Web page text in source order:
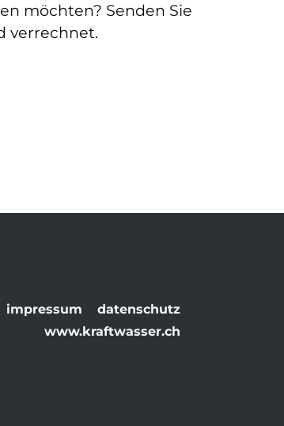
möchten? Senden Sie
verrechnet.
impressum
datenschutz
www.kraftwasser.ch